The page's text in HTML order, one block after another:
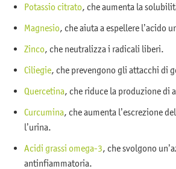
Potassio citrato , che aumenta la
Magnesio , che aiuta a espellere l’acido
Zinco , che neutralizza i radicali liberi.
Ciliegie , che prevengono gli attacchi di
Quercetina , che riduce la produzione di
Curcumina , che aumenta l’escrezione
l’urina.
Acidi grassi omega-3 , che svolgono
antinfiammatoria.